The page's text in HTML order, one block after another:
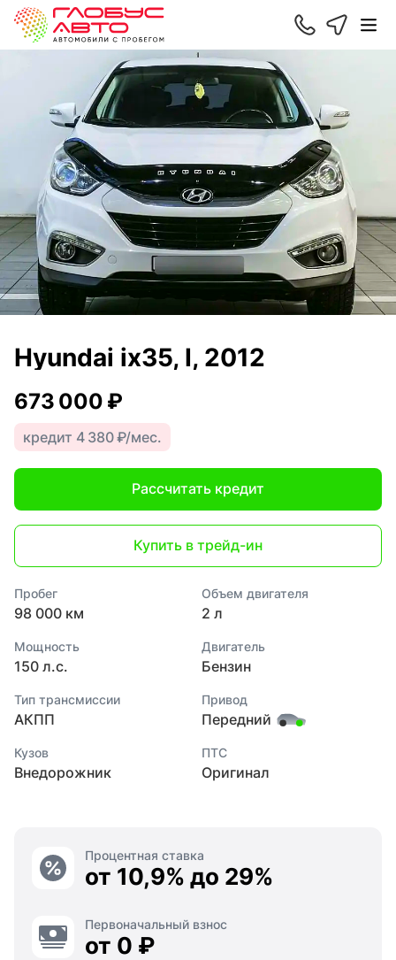
Hyundai ix35, I, 2012
673 000 ₽
кредит 4 380 ₽/мес.
Рассчитать кредит
Купить в трейд-ин
Пробег
98 000 км
Объем двигателя
2 л
Мощность
150 л.с.
Двигатель
Бензин
Тип трансмиссии
АКПП
Привод
Передний
Кузов
Внедорожник
ПТС
Оригинал
Процентная ставка
от 10,9% до 29%
Первоначальный взнос
от 0 ₽